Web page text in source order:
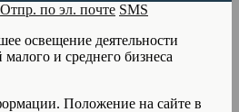
Отпр. по эл. почте SMS
освещение деятельности
и среднего бизнеса
Положение на сайте в